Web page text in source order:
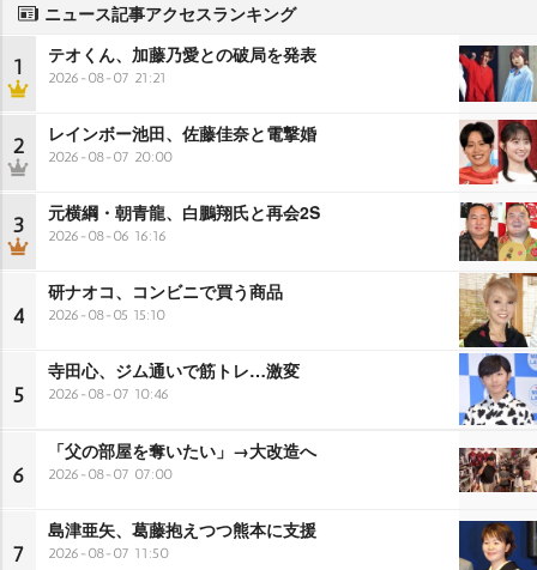
ニュース記事アクセスランキング
1 テオくん、加藤乃愛との破局を発表
2026-08-07 21:21
2 レインボー池田、佐藤佳奈と電撃婚
2026-08-07 20:00
3 元横綱・朝青龍、白鵬翔氏と再会2S
2026-08-06 16:16
4
研ナオコ、コンビニで買う商品
2026-08-05 15:10
5
寺田心、ジム通いで筋トレ…激変
2026-08-07 10:46
6
「父の部屋を奪いたい」→大改造へ
2026-08-07 07:00
7
島津亜矢、葛藤抱えつつ熊本に支援
2026-08-07 11:50